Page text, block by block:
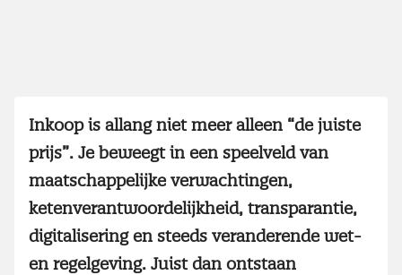
Inkoop is allang niet meer alleen “de juiste
prijs”. Je beweegt in een speelveld van
maatschappelijke verwachtingen,
ketenverantwoordelijkheid, transparantie,
digitalisering en steeds veranderende wet-
en regelgeving. Juist dan ontstaan